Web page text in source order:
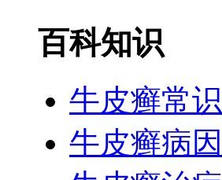
百科知识
牛皮癣常识
牛皮癣病因